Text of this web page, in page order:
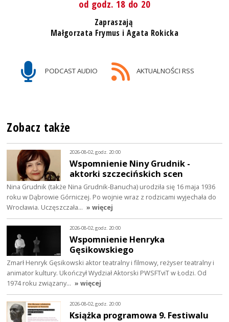
od godz. 18 do 20
Zapraszają
Małgorzata Frymus i Agata Rokicka
PODCAST AUDIO AKTUALNOŚCI RSS
Zobacz także
2026-08-02, godz. 20:00
Wspomnienie Niny Grudnik -
aktorki szczecińskich scen
Nina Grudnik (także Nina Grudnik-Banucha) urodziła się 16 maja 1936
roku w Dąbrowie Górniczej. Po wojnie wraz z rodzicami wyjechała do
Wrocławia. Uczęszczała… » więcej
2026-08-02, godz. 20:00
Wspomnienie Henryka
Gęsikowskiego
Zmarł Henryk Gęsikowski aktor teatralny i filmowy, reżyser teatralny i
animator kultury. Ukończył Wydział Aktorski PWSFTviT w Łodzi. Od
1974 roku związany… » więcej
2026-08-02, godz. 20:00
Książka programowa 9. Festiwalu